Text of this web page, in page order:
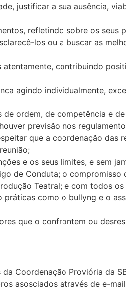
justificar a sua ausência,
refletindo sobre os seus
los ou a buscar as
contribuindo
agindo individualmente,
ordem, de competência e de
previsão nos
que a coordenação das
e os seus limites, e sem
de Conduta; o compromisso
Teatral; e com todos os
como o bullyng e o
que o confrontem ou
Coordenação Proviória da
asosciados através de e-